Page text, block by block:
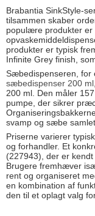
Brabantia SinkStyle-
tilsammen skaber
populære produkter
produkter er typisk
Infinite Grey finish,
Sæbedispenseren, for
sæbedispenser 200 ml
200 ml. Den måler
pumpe, der sikrer
svamp og sæbe
Priserne varierer
og forhandler. Et
(227943), der er
Brugere fremhæver
rent og organiseret
en kombination af
den til et oplagt valg